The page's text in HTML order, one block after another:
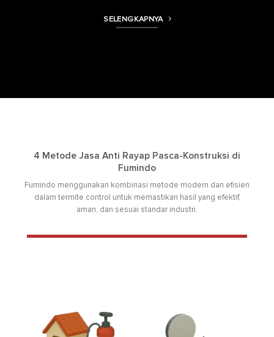
SELENGKAPNYA
4 Metode Jasa Anti Rayap Pasca-Konstruksi di
Fumindo
Fumindo menggunakan kombinasi metode modern dan efisien
dalam termite control untuk memastikan hasil yang efektif,
aman, dan sesuai standar industri.